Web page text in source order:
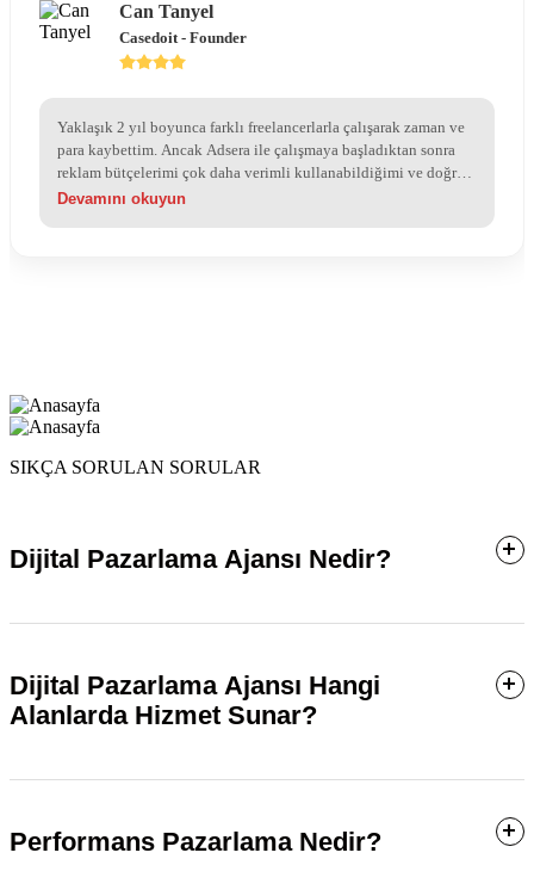
Can Tanyel
Casedoit - Founder
Yaklaşık 2 yıl boyunca farklı freelancerlarla çalışarak zaman ve
para kaybettim. Ancak Adsera ile çalışmaya başladıktan sonra
reklam bütçelerimi çok daha verimli kullanabildiğimi ve doğru
hedef kitleye ulaştığımı net bir şekilde hissettim
Devamını okuyun
SIKÇA SORULAN SORULAR
Dijital Pazarlama Ajansı Nedir?
Dijital Pazarlama Ajansı Hangi
Alanlarda Hizmet Sunar?
Performans Pazarlama Nedir?